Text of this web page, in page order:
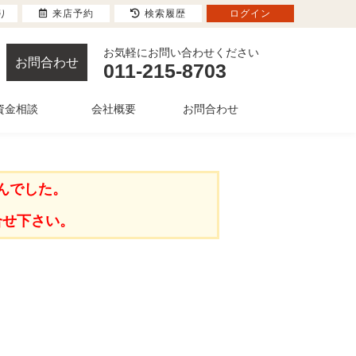
お問合わせ
お気軽にお問い合わせください
011-215-8703
金相談 会社概要 お問合わせ
した。
下さい。
来店予約 検索履歴 ログイン